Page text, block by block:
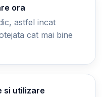
ora
astfel incat
cat mai bine
si utilizare